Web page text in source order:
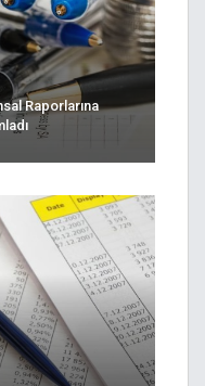
Raporlarına